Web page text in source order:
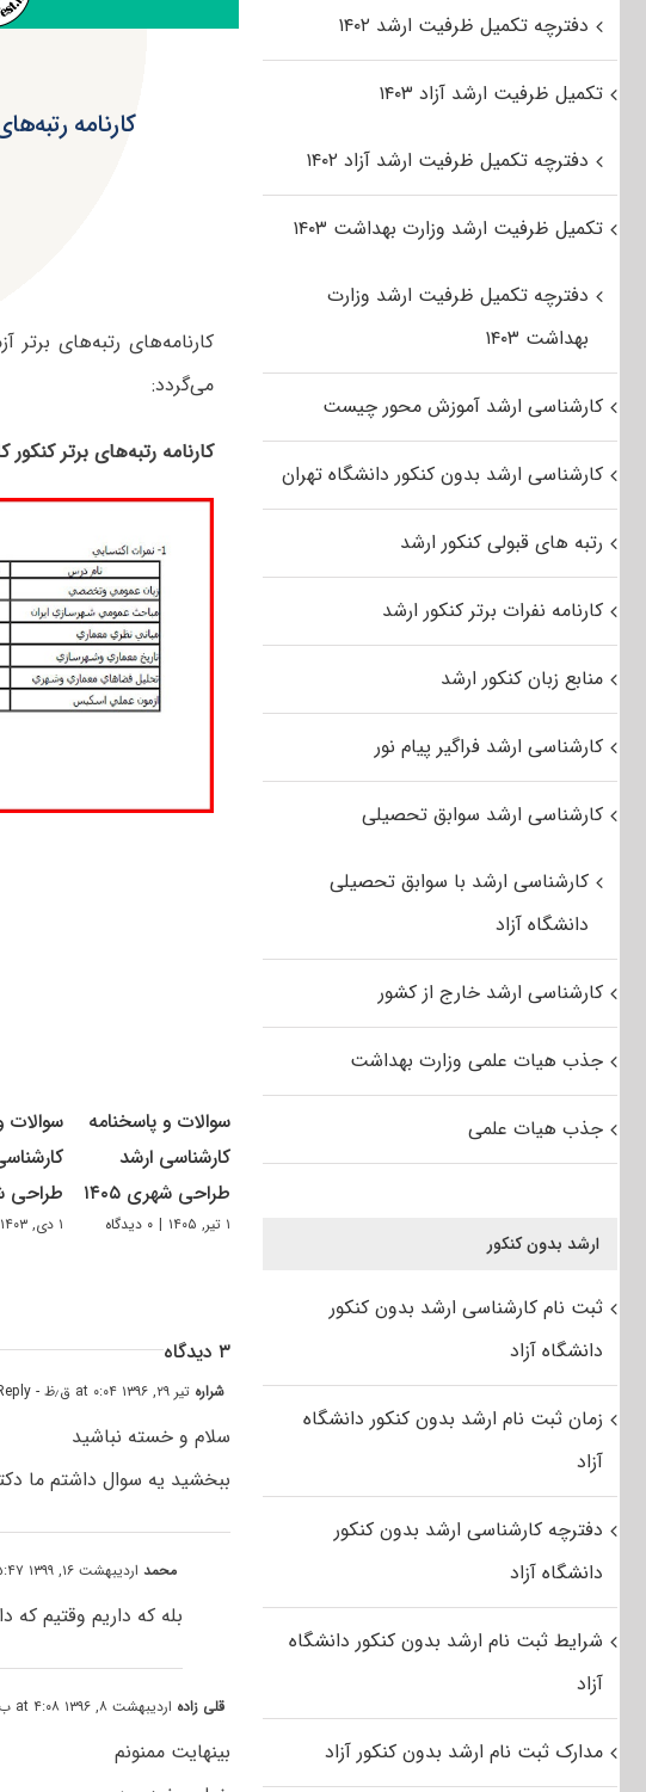
کارنامه
کارنامه‌های رتبه‌های
می‌گردد:
کارنامه رتبه‌های برتر کنکور
سوالات و پاسخنامه
کارشناسی ارشد
طراحی شهری ۱۴۰۵
۱ تیر, ۱۴۰۵ | ۰ دیدگاه
سوالات
طراحی
۱ دی, ۱۴۰۳
۳ دیدگاه
شراره تیر ۲۹, ۱۳۹۶ at ۰:۰۴ ق٫ظ - Reply
سلام و خسته نباشید
ببخشید یه سوال داشتم ما
محمد اردیبهشت ۱۶, ۱۳۹۹ at ۵:۴۷ ق٫ظ
بله که داریم وقتیم که
قلی زاده اردیبهشت ۸, ۱۳۹۶ at ۴:۰۸ ب٫ظ
بینهایت ممنونم
دفترچه تکمیل ظرفیت ارشد ۱۴۰۲
تکمیل ظرفیت ارشد آزاد ۱۴۰۳
دفترچه تکمیل ظرفیت ارشد آزاد ۱۴۰۲
تکمیل ظرفیت ارشد وزارت بهداشت ۱۴۰۳
دفترچه تکمیل ظرفیت ارشد وزارت
بهداشت ۱۴۰۳
کارشناسی ارشد آموزش محور چیست
کارشناسی ارشد بدون کنکور دانشگاه تهران
رتبه های قبولی کنکور ارشد
کارنامه نفرات برتر کنکور ارشد
منابع زبان کنکور ارشد
کارشناسی ارشد فراگیر پیام نور
کارشناسی ارشد سوابق تحصیلی
کارشناسی ارشد با سوابق تحصیلی
دانشگاه آزاد
کارشناسی ارشد خارج از کشور
جذب هیات علمی وزارت بهداشت
جذب هیات علمی
ارشد بدون کنکور
ثبت نام کارشناسی ارشد بدون کنکور
دانشگاه آزاد
زمان ثبت نام ارشد بدون کنکور دانشگاه
آزاد
دفترچه کارشناسی ارشد بدون کنکور
دانشگاه آزاد
شرایط ثبت نام ارشد بدون کنکور دانشگاه
آزاد
مدارک ثبت نام ارشد بدون کنکور آزاد